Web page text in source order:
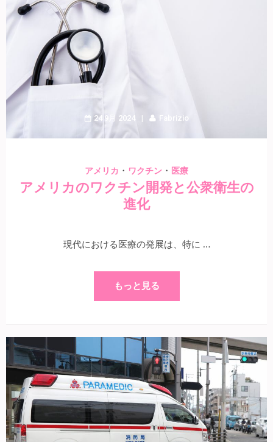
24 9月 2024 Fabrizio
アメリカ ・ ワクチン ・ 医療
アメリカのワクチン開発と公衆衛生の
進化
現代における医療の発展は、特に …
もっと見る